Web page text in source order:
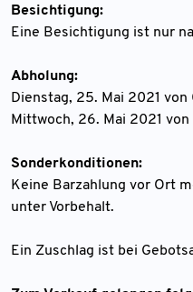
Besichtigung:
Eine Besichtigung ist nur
Abholung:
Dienstag, 25. Mai 2021
Mittwoch, 26. Mai 2021
Sonderkonditionen:
Keine Barzahlung vor Ort
unter Vorbehalt.
Ein Zuschlag ist bei